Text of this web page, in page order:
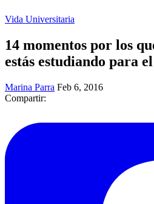
Vida Universitaria
14 momentos por los
estás estudiando para
Marina Parra Feb 6, 2016
Compartir: